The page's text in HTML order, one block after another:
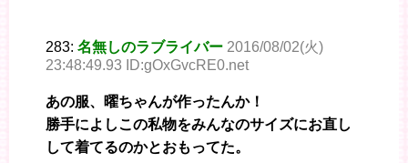
283: 名無しのラブライバー 2016/08/02(火)
23:48:49.93 ID:gOxGvcRE0.net
あの服、曜ちゃんが作ったんか！
勝手によしこの私物をみんなのサイズにお直し
して着てるのかとおもってた。